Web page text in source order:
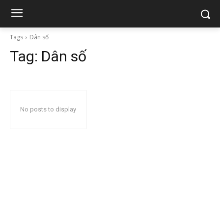
Tags Dân số
Tag: Dân số
No posts to display